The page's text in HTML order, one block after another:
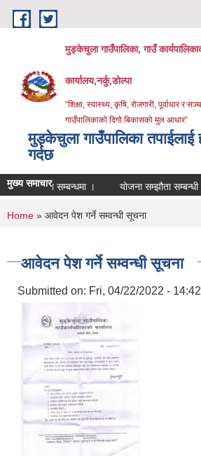
Skip to main content
मुड्केचुला गाउँपालिका, गाउँ
कार्यालय,नर्कु,डोल्पा
“शिक्षा, स्वास्थ्य, कृषि, रोजगारी, पूर्वाधार र
गाउँपालिकाको दिगो बिकासको मुल आधार”
मुड्केचुला गाउँपालिका तपाईलाई
गर्दछ
मुख्य समाचार
सम्बन्धमा । योजना सम्झौता सम्बन्धी जरुरी
You are here
Home » आवेदन पेश गर्ने सम्वन्धी सूचना
आवेदन पेश गर्ने सम्वन्धी सूचना
Submitted on: Fri, 04/22/2022 - 14:42